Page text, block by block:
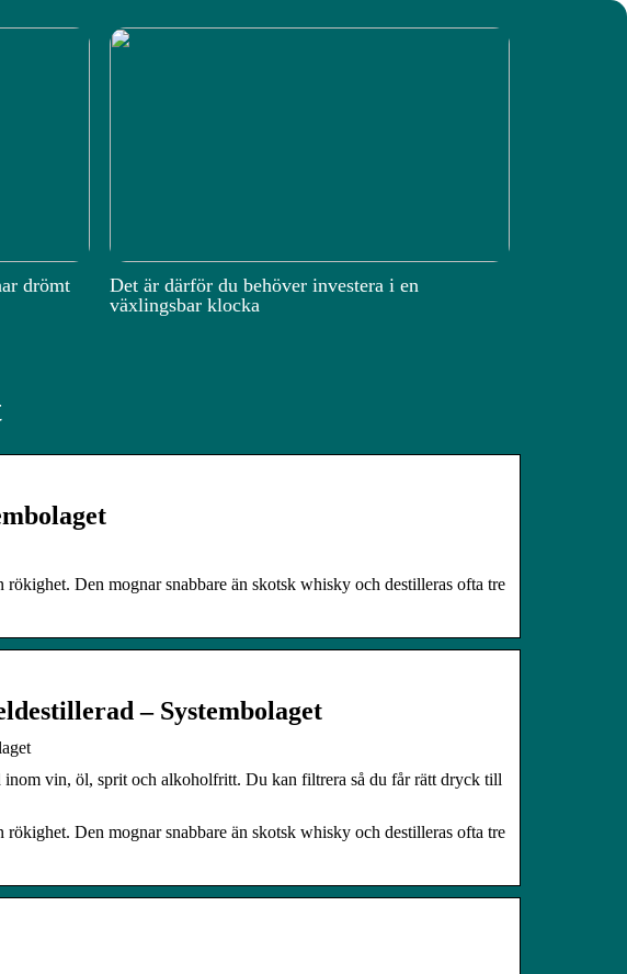
drömt
Det är därför du behöver investera i en
växlingsbar klocka
Den mognar snabbare än skotsk whisky och destilleras ofta tre
– Systembolaget
vin, öl, sprit och alkoholfritt. Du kan filtrera så du får rätt dryck till
Den mognar snabbare än skotsk whisky och destilleras ofta tre